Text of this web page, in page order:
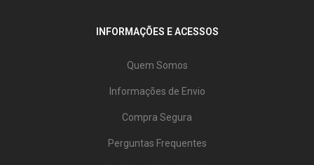
INFORMAÇÕES E ACESSOS
Quem Somos
Informações de Envio
Compra Segura
Perguntas Frequentes